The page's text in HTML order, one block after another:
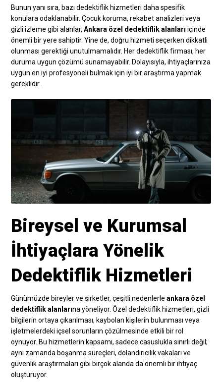
Bunun yanı sıra, bazı dedektiflik hizmetleri daha spesifik
konulara odaklanabilir. Çocuk koruma, rekabet analizleri veya
gizli izleme gibi alanlar,Ankara özel dedektiflik alanları içinde
önemli bir yere sahiptir. Yine de, doğru hizmeti seçerken dikkatli
olunması gerektiği unutulmamalıdır. Her dedektiflik firması, her
duruma uygun çözümü sunamayabilir. Dolayısıyla, ihtiyaçlarınıza
uygun en iyi profesyoneli bulmak için iyi bir araştırma yapmak
gereklidir.
Bireysel ve Kurumsal
İhtiyaçlara Yönelik
Dedektiflik Hizmetleri
Günümüzde bireyler ve şirketler, çeşitli nedenlerleankara özel
dedektiflik alanlarına yöneliyor. Özel dedektiflik hizmetleri, gizli
bilgilerin ortaya çıkarılması, kaybolan kişilerin bulunması veya
işletmelerdeki içsel sorunların çözülmesinde etkili bir rol
oynuyor. Bu hizmetlerin kapsamı, sadece casuslukla sınırlı değil;
aynı zamanda boşanma süreçleri, dolandırıcılık vakaları ve
güvenlik araştırmaları gibi birçok alanda da önemli bir ihtiyaç
oluşturuyor.